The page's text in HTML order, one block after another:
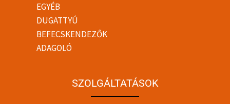
EGYÉB
DUGATTYÚ
BEFECSKENDEZŐK
ADAGOLÓ
SZOLGÁLTATÁSOK